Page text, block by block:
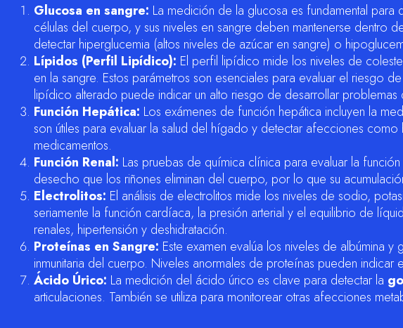
Glucosa en sangre: La medición de la glucosa es fundamental
células del cuerpo, y sus niveles en sangre deben mantenerse
detectar hiperglucemia (altos niveles de azúcar en sangre) o
Lípidos (Perfil Lipídico): El perfil lipídico mide los niveles de
en la sangre. Estos parámetros son esenciales para evaluar el riesgo
lipídico alterado puede indicar un alto riesgo de desarrollar
Función Hepática: Los exámenes de función hepática incluyen la
son útiles para evaluar la salud del hígado y detectar afecciones
medicamentos.
Función Renal: Las pruebas de química clínica para evaluar la
desecho que los riñones eliminan del cuerpo, por lo que su
Electrolitos: El análisis de electrolitos mide los niveles de sodio,
seriamente la función cardíaca, la presión arterial y el equilibrio de
renales, hipertensión y deshidratación.
Proteínas en Sangre: Este examen evalúa los niveles de albúmina
inmunitaria del cuerpo. Niveles anormales de proteínas pueden
Ácido Úrico: La medición del ácido úrico es clave para detectar la
articulaciones. También se utiliza para monitorear otras afecciones